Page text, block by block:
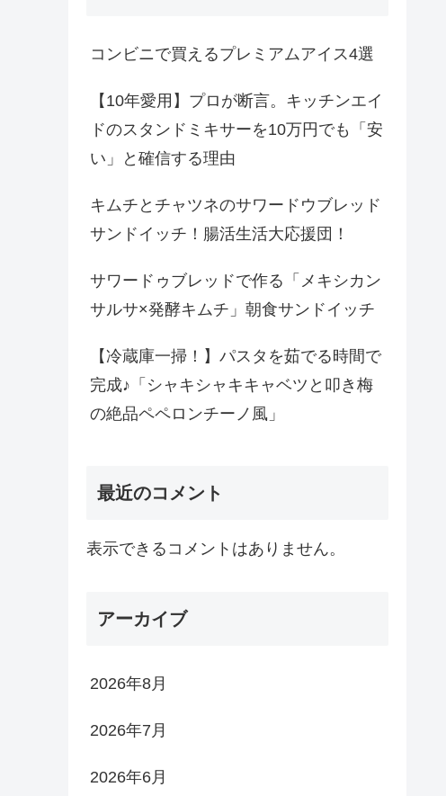
コンビニで買えるプレミアムアイス4選
【10年愛用】プロが断言。キッチンエイ
ドのスタンドミキサーを10万円でも「安
い」と確信する理由
キムチとチャツネのサワードウブレッド
サンドイッチ！腸活生活大応援団！
サワードゥブレッドで作る「メキシカン
サルサ×発酵キムチ」朝食サンドイッチ
【冷蔵庫一掃！】パスタを茹でる時間で
完成♪「シャキシャキキャベツと叩き梅
の絶品ペペロンチーノ風」
最近のコメント
表示できるコメントはありません。
アーカイブ
2026年8月
2026年7月
2026年6月